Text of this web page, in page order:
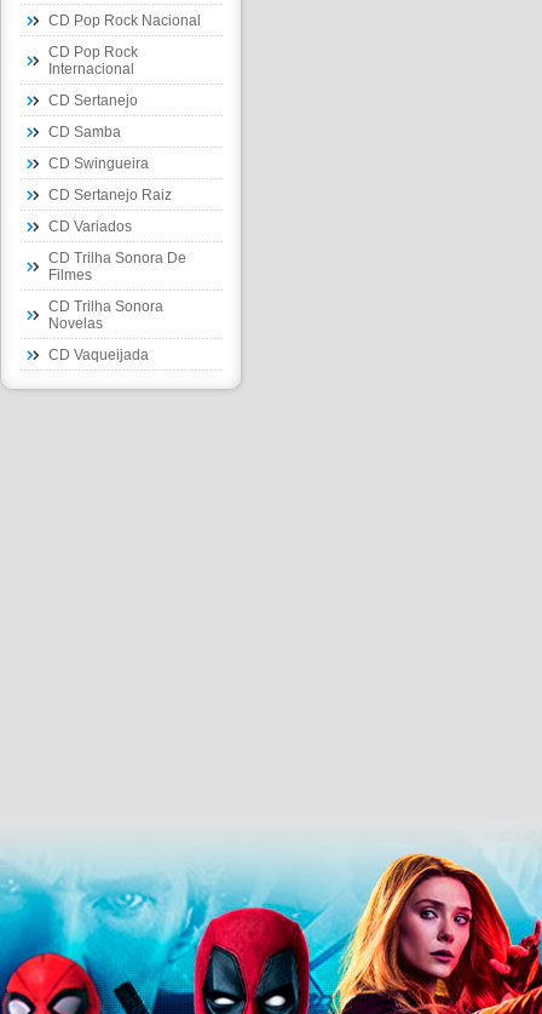
CD Pop Rock Nacional
CD Pop Rock
Internacional
CD Sertanejo
CD Samba
CD Swingueira
CD Sertanejo Raiz
CD Variados
CD Trilha Sonora De
Filmes
CD Trilha Sonora
Novelas
CD Vaqueijada